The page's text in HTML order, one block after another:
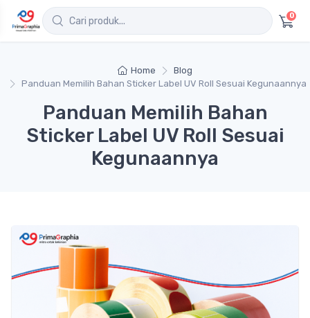
0
Home
Blog
Panduan Memilih Bahan Sticker Label UV Roll Sesuai Kegunaannya
Panduan Memilih Bahan
Sticker Label UV Roll Sesuai
Kegunaannya